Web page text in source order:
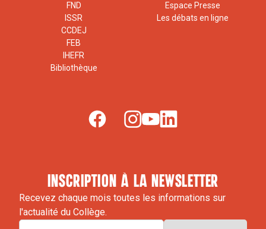
FND
ISSR
CCDEJ
FEB
IHEFR
Bibliothèque
Espace Presse
Les débats en ligne
inscription à la newsletter
Recevez chaque mois toutes les informations sur
l'actualité du Collège.